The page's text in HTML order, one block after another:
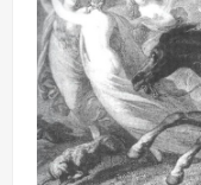
七、合意管轄
雙方合意專以臺
院。